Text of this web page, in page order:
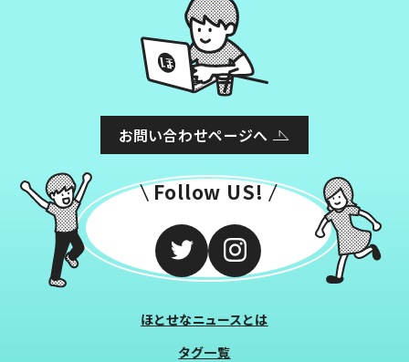
お問い合わせページへ
Follow US!
ほとせなニュースとは
タグ一覧